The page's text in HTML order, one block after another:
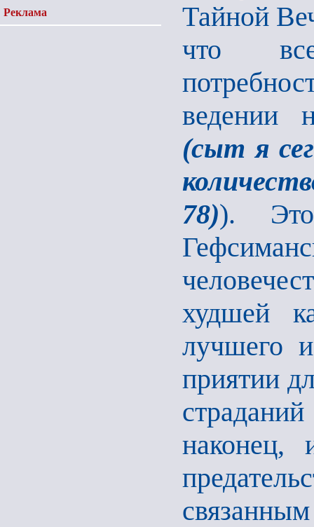
Реклама
Тайной
что
ведении
(сыт я
78)).
худшей
лучшего
приятии
наконец,